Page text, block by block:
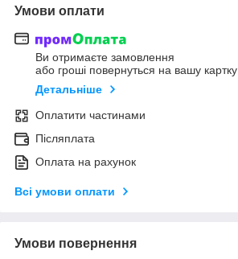
Умови оплати
Ви отримаєте замовлення
або гроші повернуться на вашу картку
Детальніше
Оплатити частинами
Післяплата
Оплата на рахунок
Всі умови оплати
Умови повернення